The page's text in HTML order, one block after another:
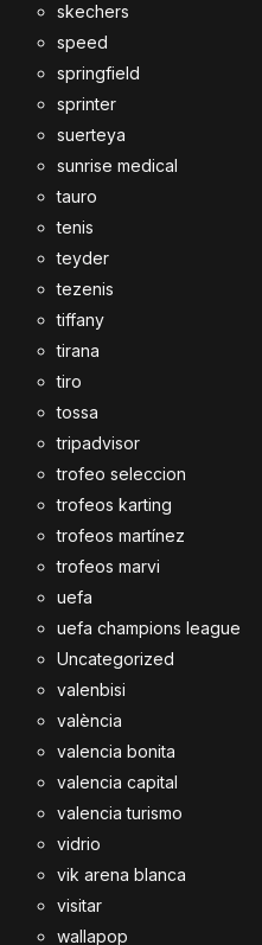
skechers
speed
springfield
sprinter
suerteya
sunrise medical
tauro
tenis
teyder
tezenis
tiffany
tirana
tiro
tossa
tripadvisor
trofeo seleccion
trofeos karting
trofeos martínez
trofeos marvi
uefa
uefa champions league
Uncategorized
valenbisi
valència
valencia bonita
valencia capital
valencia turismo
vidrio
vik arena blanca
visitar
wallapop